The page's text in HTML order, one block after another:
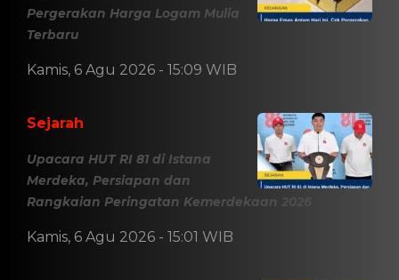
Pergerakan Harga Logam Mulia
Terbaru
Kamis, 6 Agu 2026 - 15:09 WIB
Sejarah
Upacara HUT RI 81 di Istana
Merdeka, Persiapan dan
Rangkaian Peringatan Kemerdekaan 2026
Kamis, 6 Agu 2026 - 15:01 WIB